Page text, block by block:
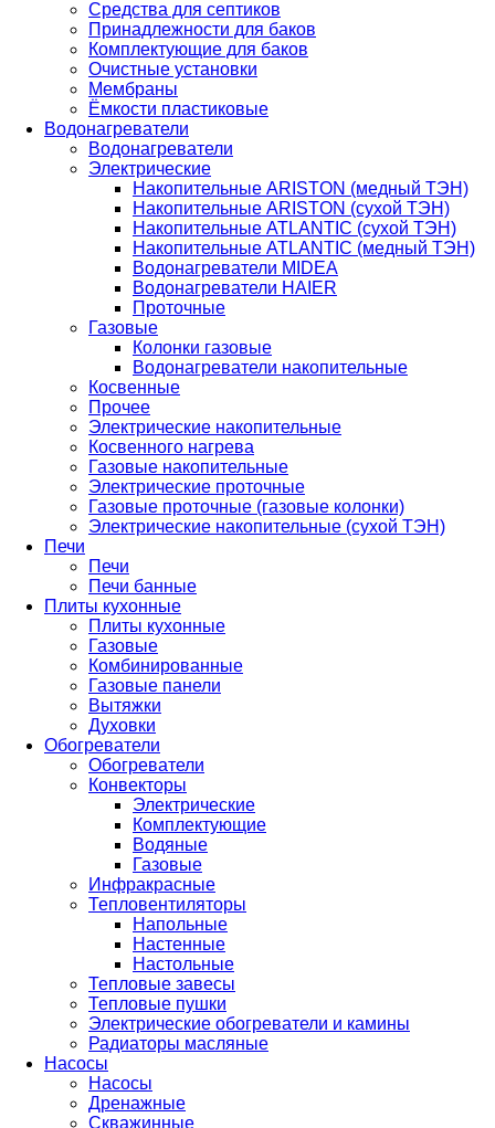
Средства для септиков
Принадлежности для баков
Комплектующие для баков
Очистные установки
Мембраны
Ёмкости пластиковые
Водонагреватели
Водонагреватели
Электрические
Накопительные ARISTON (медный ТЭН)
Накопительные ARISTON (сухой ТЭН)
Накопительные ATLANTIC (сухой ТЭН)
Накопительные ATLANTIC (медный ТЭН)
Водонагреватели MIDEA
Водонагреватели HAIER
Проточные
Газовые
Колонки газовые
Водонагреватели накопительные
Косвенные
Прочее
Электрические накопительные
Косвенного нагрева
Газовые накопительные
Электрические проточные
Газовые проточные (газовые колонки)
Электрические накопительные (сухой ТЭН)
Печи
Печи
Печи банные
Плиты кухонные
Плиты кухонные
Газовые
Комбинированные
Газовые панели
Вытяжки
Духовки
Обогреватели
Обогреватели
Конвекторы
Электрические
Комплектующие
Водяные
Газовые
Инфракрасные
Тепловентиляторы
Напольные
Настенные
Настольные
Тепловые завесы
Тепловые пушки
Электрические обогреватели и камины
Радиаторы масляные
Насосы
Насосы
Дренажные
Скважинные